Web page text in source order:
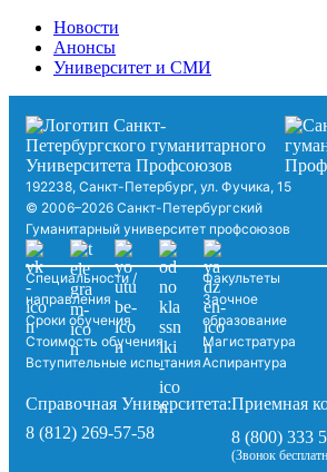
Новости
Анонсы
Университет и СМИ
192238, Санкт-Петербург, ул. Фучика, 15
© 2006–2026 Санкт-Петербургский
Гуманитарный университет профсоюзов
Специальности /
направления
Сроки обучения
Стоимость обучения
Вступительные испытания
Факультеты
Заочное
образование
Магистратура
Аспирантура
Справочная Университета:
8 (812) 269-57-58
Приемная
8 (800) 333
(Звонок